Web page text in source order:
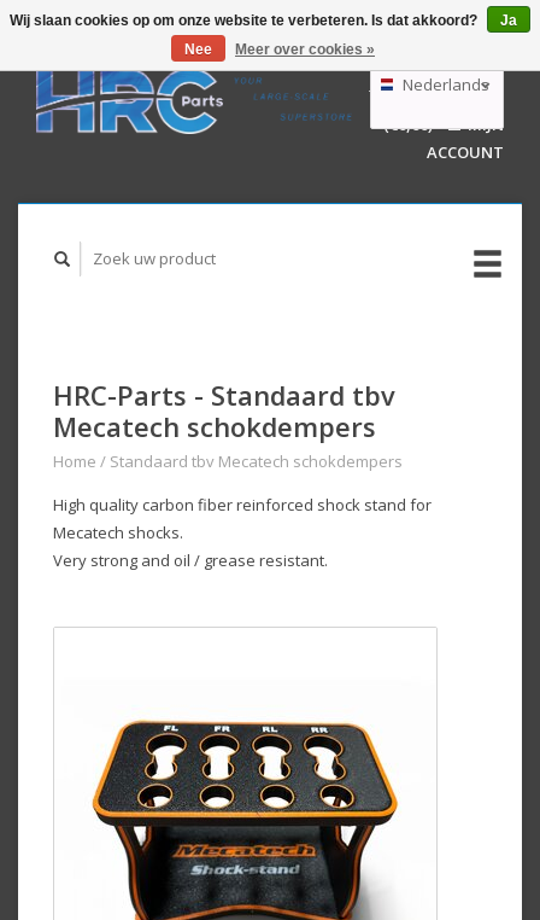
GBP
AUD
Nederlands
Deutsch
English
WINKELWAGEN
(€0,00)
MIJN
ACCOUNT
HRC-Parts - Standaard tbv
Mecatech schokdempers
Home / Standaard tbv Mecatech schokdempers
High quality carbon fiber reinforced shock stand for
Mecatech shocks.
Very strong and oil / grease resistant.
Wij slaan cookies op om onze website te verbeteren. Is dat akkoord?
Ja
Nee
Meer over cookies »